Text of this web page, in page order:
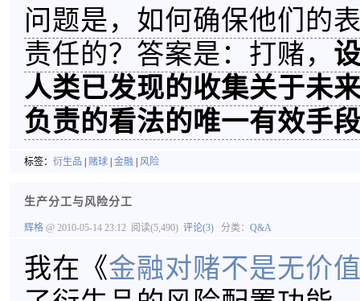
问题是，如何确保他们的
责任的？答案是：打赌，
人类已发现的收集关于未
负责的看法的唯一有效手
标签： 衍生品 赌球 金融 风险
生产分工与风险分工
辉格 @ 2010-05-14 23:12 阅读(5,490) 评论(3) 分类： Q&A
我在《金融对赌不是无价